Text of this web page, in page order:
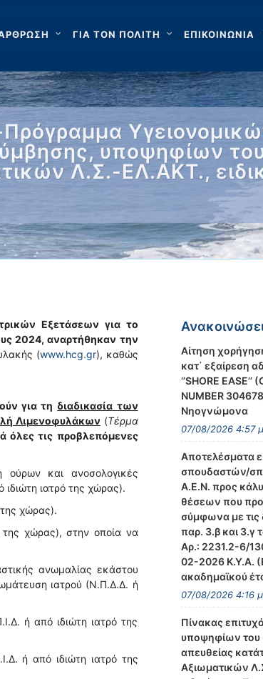
ΓΙΑ ΤΟΝ ΠΟΛΙΤΗ ΕΠΙΚΟΙΝΩΝΙΑ
Πρόγραμμα
υποψηφίων
Λ.Σ.-ΕΛ.ΑΚΤ.,
Εξετάσεων για το
2024, αναρτήθηκαν την
(www.hcg.gr), καθώς
για τη διαδικασία των
Λιμενοφυλάκων (Τέρμα
όλες τις προβλεπόμενες
ούρων και ανοσολογικές
ιατρό της χώρας).
χώρας).
χώρας), στην οποία να
ανωμαλίας εκάστου
ιατρού (Ν.Π.Δ.Δ. ή
ή από ιδιώτη ιατρό της
ή από ιδιώτη ιατρό της
Αίτηση
κατ΄ εξαίρεση
‘’SHORE EASE’’
NUMBER
Νηογνώμονα
07/08/2026 4:57
Αποτελέσματα
σπουδαστών/
Α.Ε.Ν. προς
θέσεων που
σύμφωνα με τις
παρ. 3.β και 3.γ
Αρ.: 2231.2-6/
02-2026 Κ.Υ.Α.
ακαδημαϊκού
07/08/2026 4:16
Πίνακας
υποψηφίων του
απευθείας
Αξιωματικών